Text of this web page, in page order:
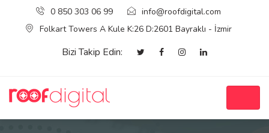
0 850 303 06 99
info@roofdigital.com
Folkart Towers A Kule K:26 D:2601 Bayraklı - İzmir
Bizi Takip Edin: